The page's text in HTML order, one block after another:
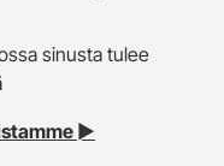
sinusta tulee
►